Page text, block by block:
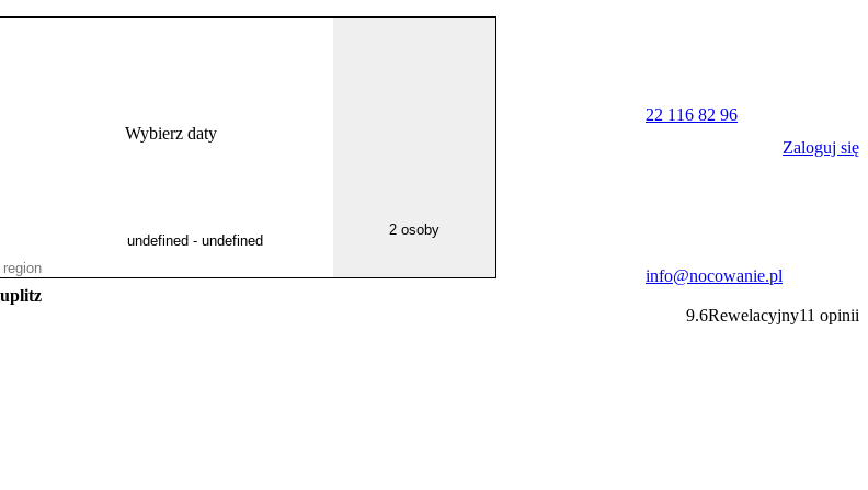
Wybierz daty
2 osoby
22 116 82 96
info@nocowanie.pl
Zaloguj się
9.6Rewelacyjny11 opinii